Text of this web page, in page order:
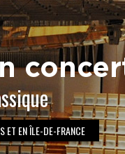
ET EN ÎLE-DE-FRANCE